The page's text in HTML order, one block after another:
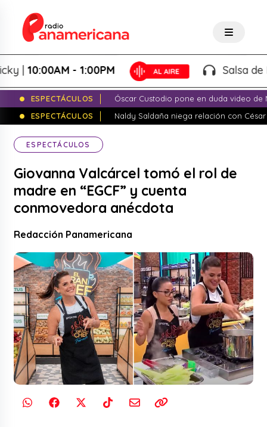
10:00AM - 1:00PM Salsa de
ESPECTÁCULOS
Óscar Custodio pone en duda video de
ESPECTÁCULOS
Naldy Saldaña niega relación con
ESPECTÁCULOS
Giovanna Valcárcel tomó el rol de
madre en “EGCF” y cuenta
conmovedora anécdota
Redacción Panamericana